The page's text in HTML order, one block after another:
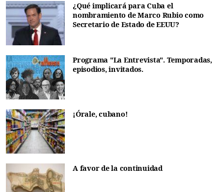
¿Qué implicará para Cuba el
nombramiento de Marco Rubio como
Secretario de Estado de EEUU?
Programa "La Entrevista". Temporadas,
episodios, invitados.
¡Órale, cubano!
A favor de la continuidad